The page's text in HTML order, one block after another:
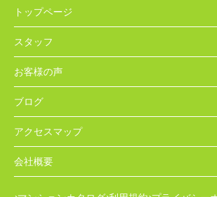
トップページ
スタッフ
お客様の声
ブログ
アクセスマップ
会社概要